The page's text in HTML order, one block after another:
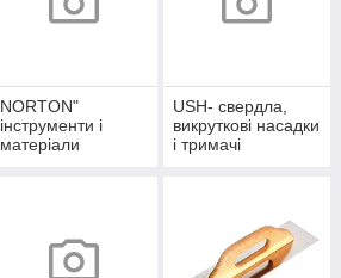
NORTON"
інструменти і
матеріали
USH- свердла,
викруткові насадки
і тримачі